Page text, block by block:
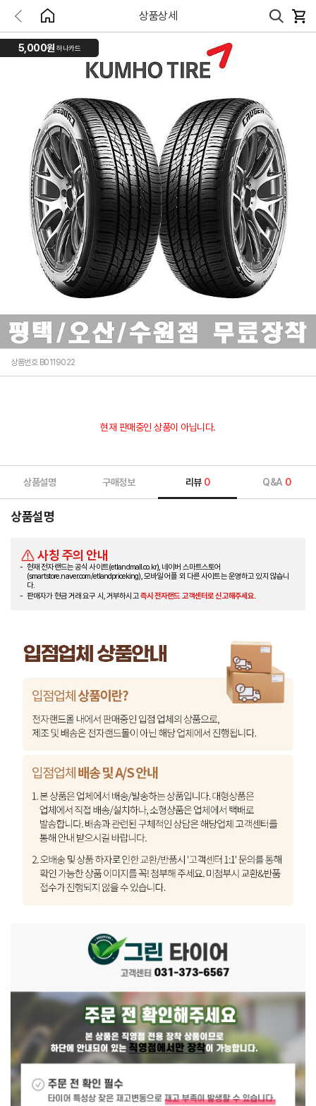
상품상세
5,000원 하나카드
상품번호 B0119022
현재 판매중인 상품이 아닙니다.
상품설명 구매정보 리뷰 0 Q&A 0
상품설명
사칭 주의 안내
현재 전자랜드는 공식 사이트(etlandmall.co.kr), 네이버 스마트스토어
(smartstore.naver.com/etlandpriceking), 모바일 어플 외 다른 사이트는 운영하고 있지 않습니
다.
판매자가 현금 거래 요구 시, 거부하시고즉시 전자랜드 고객센터로 신고해주세요.